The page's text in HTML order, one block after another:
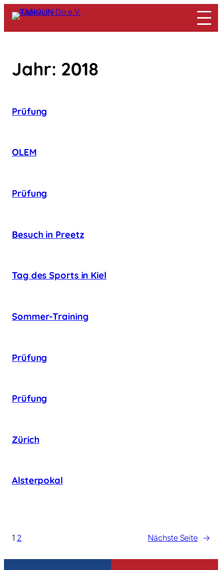
Inhalt
springen
Jahr: 2018
Prüfung
OLEM
Prüfung
Besuch in Preetz
Tag des Sports in Kiel
Sommer-Training
Prüfung
Prüfung
Zürich
Alsterpokal
1 2 Nächste Seite →